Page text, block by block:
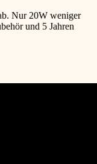
Nur 20W weniger
und 5 Jahren